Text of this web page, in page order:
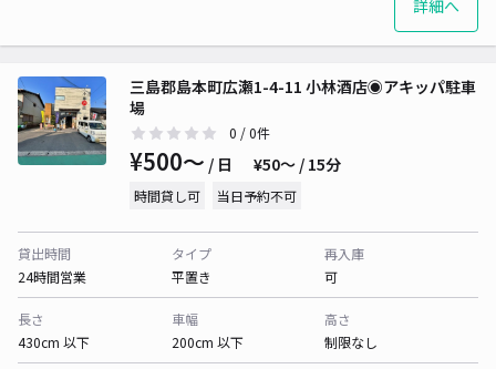
詳細へ
三島郡島本町広瀬1-4-11 小林酒店◉アキッパ駐車
場
0 / 0件
¥500〜 / 日 ¥50〜 / 15分
時間貸し可 当日予約不可
貸出時間
24時間営業
タイプ
平置き
再入庫
可
長さ
430cm 以下
車幅
200cm 以下
高さ
制限なし